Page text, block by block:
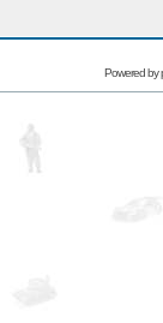
Powered by